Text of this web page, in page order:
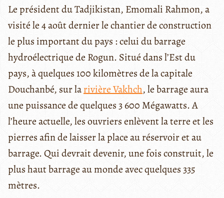
Le président du Tadjikistan, Emomali Rahmon, a
visité le 4 août dernier le chantier de construction
le plus important du pays : celui du barrage
hydroélectrique de Rogun. Situé dans l’Est du
pays, à quelques 100 kilomètres de la capitale
Douchanbé, sur larivière Vakhch, le barrage aura
une puissance de quelques 3 600 Mégawatts. A
l’heure actuelle, les ouvriers enlèvent la terre et les
pierres afin de laisser la place au réservoir et au
barrage. Qui devrait devenir, une fois construit, le
plus haut barrage au monde avec quelques 335
mètres.